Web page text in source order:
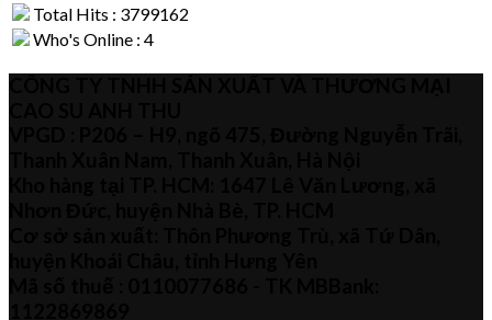
Total Hits : 3799162
Who's Online : 4